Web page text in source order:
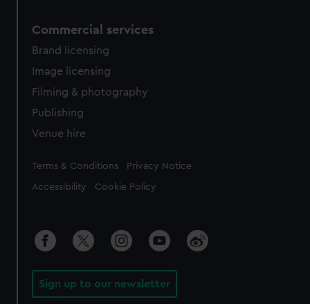
Commercial services
Brand licensing
Image licensing
Filming & photography
Publishing
Venue hire
Legal
Terms & Conditions Privacy Notice
Accessibility Cookie Policy
Sign up to our newsletter